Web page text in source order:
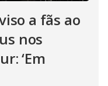
a fãs ao
nos
‘Em